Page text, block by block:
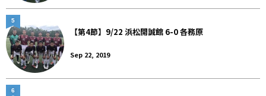
【第4節】9/22 浜松開誠館 6-0 各務原
Sep 22, 2019
5
6